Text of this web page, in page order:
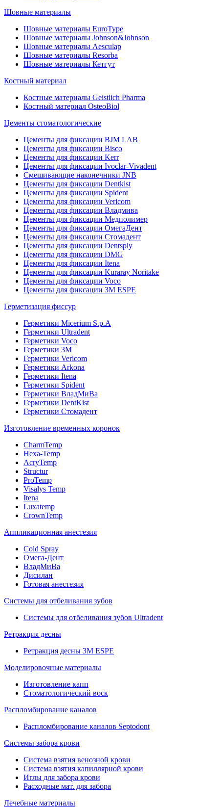
Шовные материалы
Шовные материалы EuroType
Шовные материалы Johnson&Johnson
Шовные материалы Aesculap
Шовные материалы Resorba
Шовные материалы Кетгут
Костный материал
Костные материалы Geistlich Pharma
Костный материал OsteoBiol
Цементы стоматологические
Цементы для фиксации BJM LAB
Цементы для фиксации Bisco
Цементы для фиксации Kerr
Цементы для фиксации Ivoclar-Vivadent
Смешивающие наконечники JNB
Цементы для фиксации Dentkist
Цементы для фиксации Spident
Цементы для фиксации Vericom
Цементы для фиксации Владмива
Цементы для фиксации Медполимер
Цементы для фиксации ОмегаДент
Цементы для фиксации Стомадент
Цементы для фиксации Dentsply
Цементы для фиксации DMG
Цементы для фиксации Itena
Цементы для фиксации Kuraray Noritake
Цементы для фиксации Voco
Цементы для фиксации 3M ESPE
Герметизация фиссур
Герметики Micerium S.p.A
Герметики Ultradent
Герметики Voco
Герметики 3M
Герметики Vericom
Герметики Arkona
Герметики Itena
Герметики Spident
Герметики ВладМиВа
Герметики DentKist
Герметики Стомадент
Изготовление временных коронок
CharmTemp
Hexa-Temp
AcryTemp
Structur
ProTemp
Visalys Temp
Itena
Luxatemp
CrownTemp
Аппликационная анестезия
Cold Spray
Омега-Дент
ВладМиВа
Дисилан
Готовая анестезия
Системы для отбеливания зубов
Системы для отбеливания зубов Ultradent
Ретракция десны
Ретракция десны 3M ESPE
Моделировочные материалы
Изготовление капп
Стоматологический воск
Распломбирование каналов
Распломбирование каналов Septodont
Системы забора крови
Система взятия венозной крови
Система взятия капиллярной крови
Иглы для забора крови
Расходные мат. для забора
Лечебные материалы